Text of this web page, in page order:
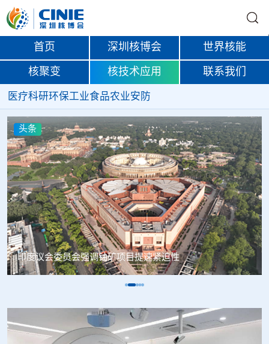
首页 深圳核博会 世界核能
核聚变 核技术应用 联系我们
医疗科研环保工业食品农业安防
头条
中核辐智正式设立 中国同辐持股90%打通核医疗全产业链